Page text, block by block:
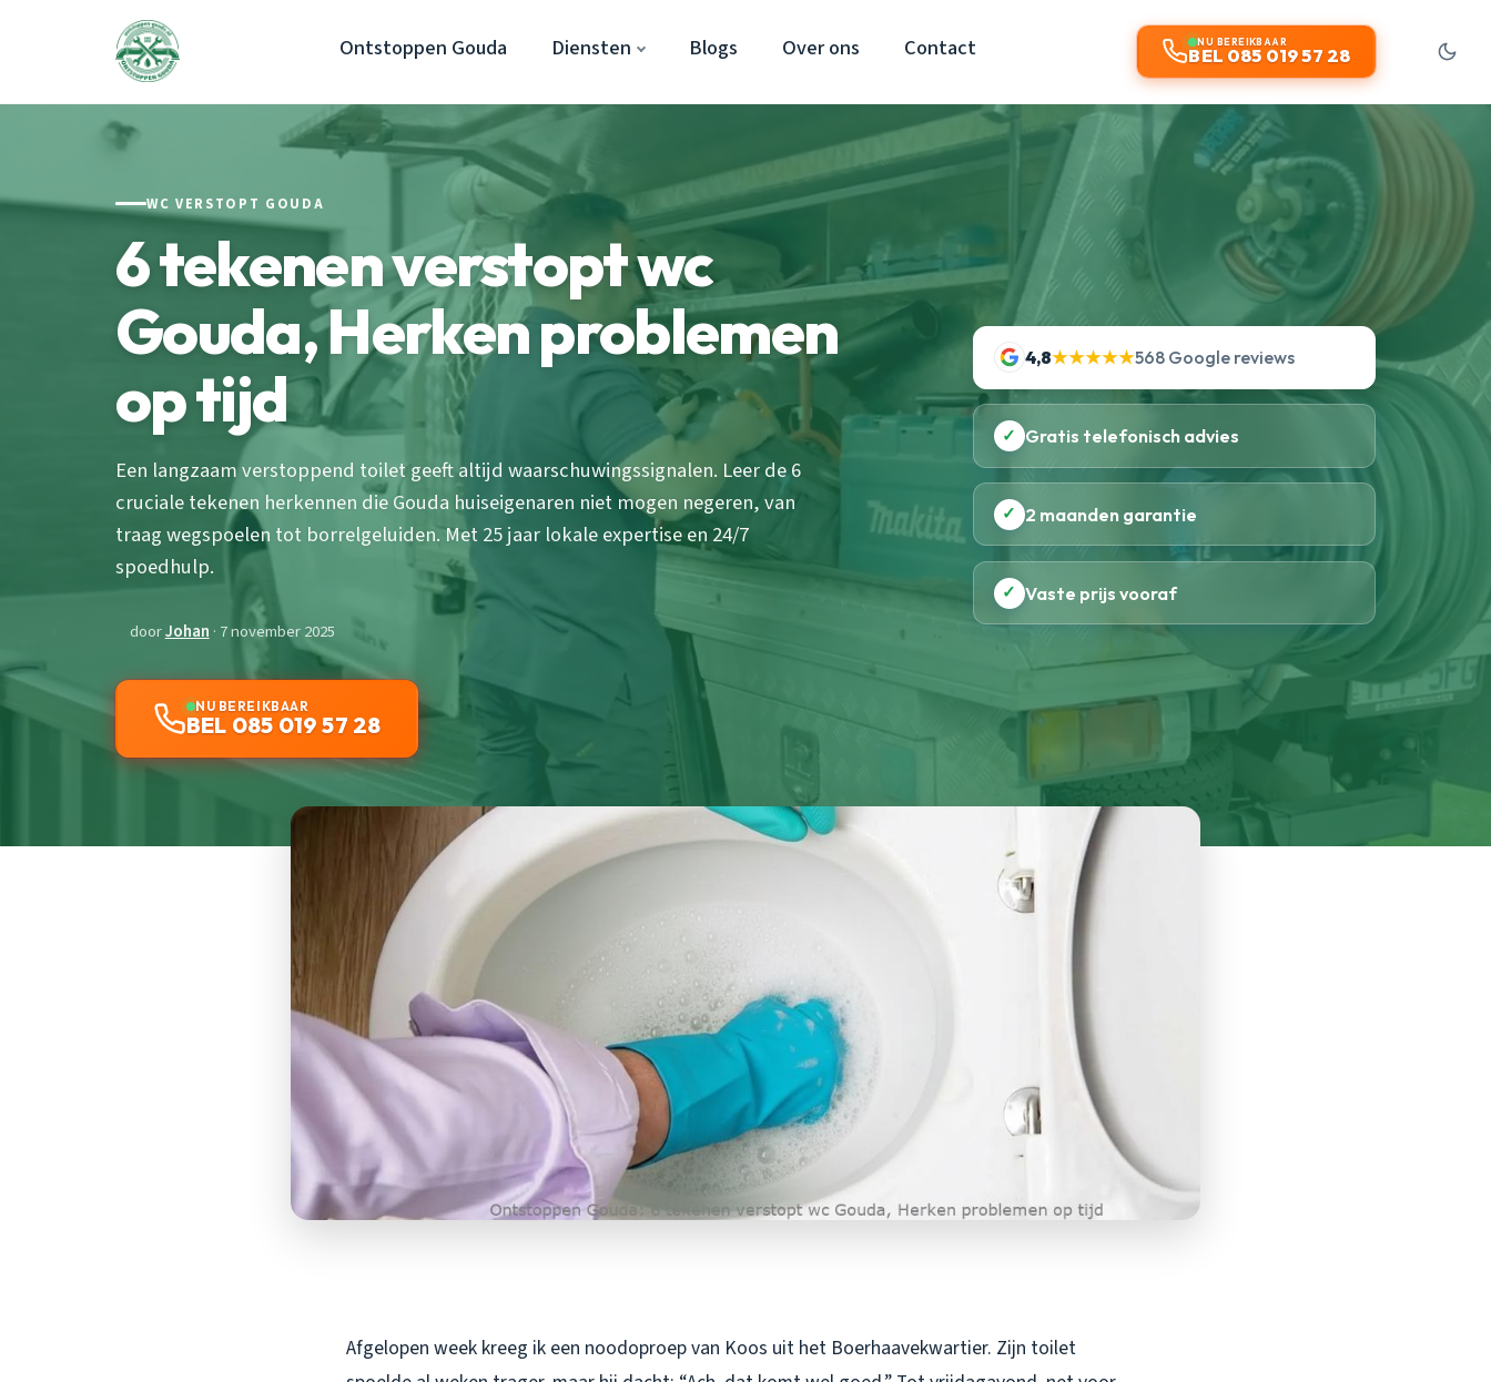
Ontstoppen Gouda Diensten Blogs Over ons Contact NU BEREIKBAAR
BEL 085 019 57 28
WC VERSTOPT GOUDA
6 tekenen verstopt wc
Gouda, Herken problemen
op tijd
Een langzaam verstoppend toilet geeft altijd waarschuwingssignalen. Leer de 6
cruciale tekenen herkennen die Gouda huiseigenaren niet mogen negeren, van
traag wegspoelen tot borrelgeluiden. Met 25 jaar lokale expertise en 24/7
spoedhulp.
doorJohan · 7 november 2025
NU BEREIKBAAR
BEL 085 019 57 28
4,8★★★★★568 Google reviews
✓ Gratis telefonisch advies
✓ 2 maanden garantie
✓ Vaste prijs vooraf
Afgelopen week kreeg ik een noodoproep van Koos uit het Boerhaavekwartier. Zijn toilet